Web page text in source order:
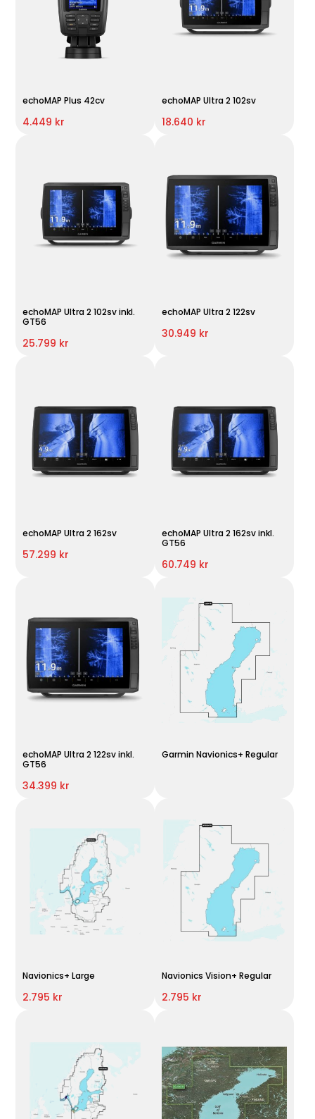
echoMAP Plus 42cv
4.449 kr
echoMAP Ultra 2 102sv
18.640 kr
echoMAP Ultra 2 102sv inkl.
GT56
25.799 kr
echoMAP Ultra 2 122sv
30.949 kr
echoMAP Ultra 2 162sv
57.299 kr
echoMAP Ultra 2 162sv inkl.
GT56
60.749 kr
echoMAP Ultra 2 122sv inkl.
GT56
34.399 kr
Garmin Navionics+ Regular
Navionics+ Large
2.795 kr
Navionics Vision+ Regular
2.795 kr